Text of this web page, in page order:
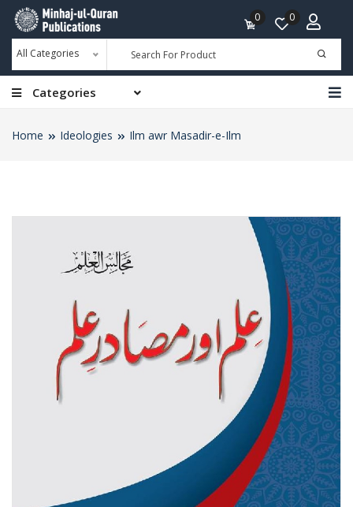
All Categories
0 0
Categories
Home Ideologies Ilm awr Masadir-e-Ilm